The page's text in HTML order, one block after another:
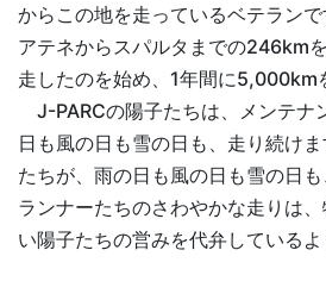
からこの地を走っているベテラン
アテネからスパルタまでの246km
走したのを始め、1年間に5,000km
J-PARCの陽子たちは、メンテナ
日も風の日も雪の日も、走り続け
たちが、雨の日も風の日も雪の日も
ランナーたちのさわやかな走りは
い陽子たちの営みを代弁しているよ